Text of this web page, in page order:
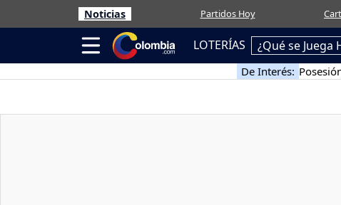
Noticias Partidos Hoy
LOTERÍAS ¿Qué se Juega
De Interés: